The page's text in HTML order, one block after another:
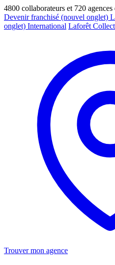
4800 collaborateurs et 720 agences
Devenir franchisé (nouvel onglet)
onglet) International Laforêt
Trouver mon agence